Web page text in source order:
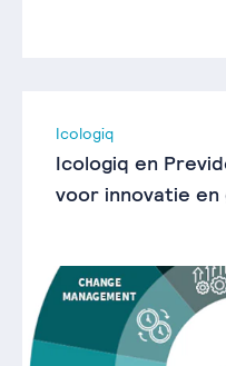
Icologiq
Icologiq en
voor innovatie en